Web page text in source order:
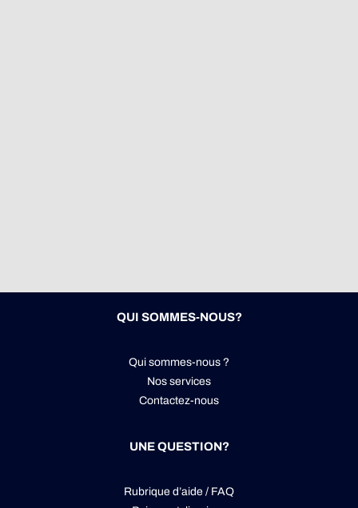
QUI SOMMES-NOUS?
Qui sommes-nous ?
Nos services
Contactez-nous
UNE QUESTION?
Rubrique d’aide / FAQ